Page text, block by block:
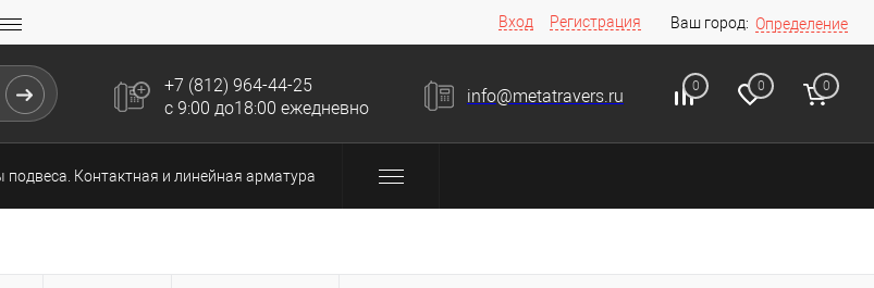
Вход Регистрация Ваш город: Определение
+7 (812) 964-44-25
с 9:00 до18:00 ежедневно
info@metatravers.ru 0 0 0
подвеса. Контактная и линейная арматура